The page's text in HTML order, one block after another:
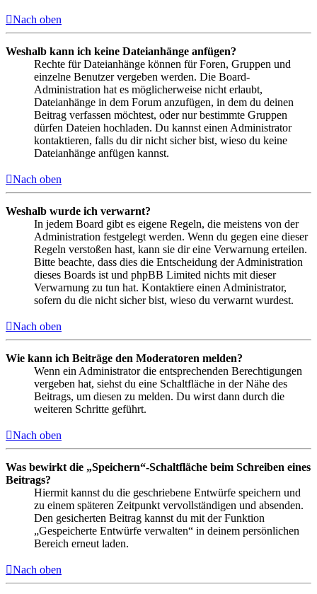
Nach oben
Weshalb kann ich keine Dateianhänge anfügen?
Rechte für Dateianhänge können für Foren, Gruppen und
einzelne Benutzer vergeben werden. Die Board-
Administration hat es möglicherweise nicht erlaubt,
Dateianhänge in dem Forum anzufügen, in dem du deinen
Beitrag verfassen möchtest, oder nur bestimmte Gruppen
dürfen Dateien hochladen. Du kannst einen Administrator
kontaktieren, falls du dir nicht sicher bist, wieso du keine
Dateianhänge anfügen kannst.
Nach oben
Weshalb wurde ich verwarnt?
In jedem Board gibt es eigene Regeln, die meistens von der
Administration festgelegt werden. Wenn du gegen eine dieser
Regeln verstoßen hast, kann sie dir eine Verwarnung erteilen.
Bitte beachte, dass dies die Entscheidung der Administration
dieses Boards ist und phpBB Limited nichts mit dieser
Verwarnung zu tun hat. Kontaktiere einen Administrator,
sofern du die nicht sicher bist, wieso du verwarnt wurdest.
Nach oben
Wie kann ich Beiträge den Moderatoren melden?
Wenn ein Administrator die entsprechenden Berechtigungen
vergeben hat, siehst du eine Schaltfläche in der Nähe des
Beitrags, um diesen zu melden. Du wirst dann durch die
weiteren Schritte geführt.
Nach oben
Was bewirkt die „Speichern“-Schaltfläche beim Schreiben eines
Beitrags?
Hiermit kannst du die geschriebene Entwürfe speichern und
zu einem späteren Zeitpunkt vervollständigen und absenden.
Den gesicherten Beitrag kannst du mit der Funktion
„Gespeicherte Entwürfe verwalten“ in deinem persönlichen
Bereich erneut laden.
Nach oben